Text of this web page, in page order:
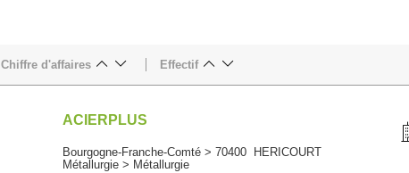
Chiffre d'affaires Effectif
ACIERPLUS
Bourgogne-Franche-Comté > 70400 HERICOURT
Métallurgie > Métallurgie